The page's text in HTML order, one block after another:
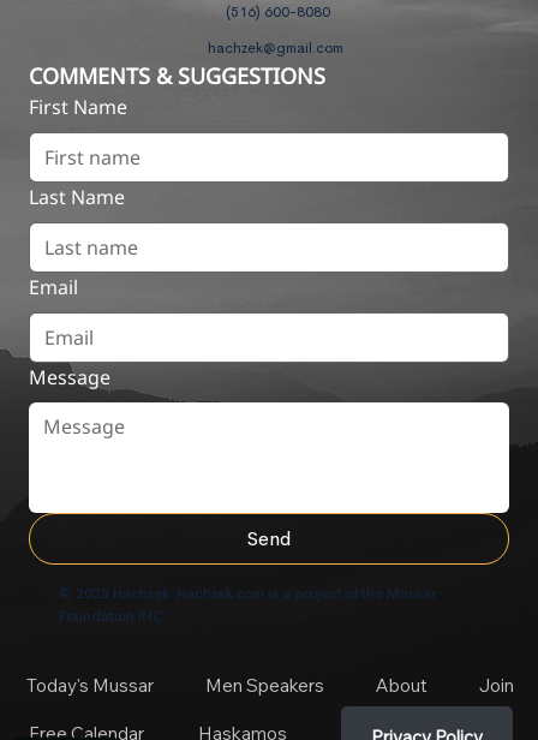
(516) 600-8080
hachzek@gmail.com
COMMENTS & SUGGESTIONS
First Name
Last Name
Email
Message
Send
© 2025 Hachzek. Hachzek.com is a project of the Mussar
Foundation INC
Today's Mussar Men Speakers About Join
Free Calendar Haskamos